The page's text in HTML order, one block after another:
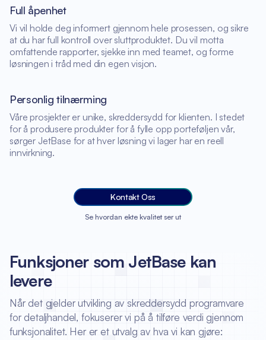
Full åpenhet
Vi vil holde deg informert gjennom hele prosessen, og sikre
at du har full kontroll over sluttproduktet. Du vil motta
omfattende rapporter, sjekke inn med teamet, og forme
løsningen i tråd med din egen visjon.
Personlig tilnærming
Våre prosjekter er unike, skreddersydd for klienten. I stedet
for å produsere produkter for å fylle opp porteføljen vår,
sørger JetBase for at hver løsning vi lager har en reell
innvirkning.
Kontakt Oss
Se hvordan ekte kvalitet ser ut
Funksjoner som JetBase kan
levere
Når det gjelder utvikling av skreddersydd programvare
for detaljhandel, fokuserer vi på å tilføre verdi gjennom
funksjonalitet. Her er et utvalg av hva vi kan gjøre: